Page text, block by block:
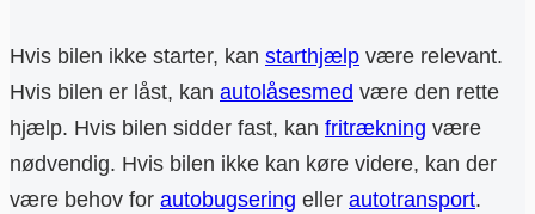
Hvis bilen ikke starter, kan starthjælp være relevant.
Hvis bilen er låst, kan autolåsesmed være den rette
hjælp. Hvis bilen sidder fast, kan fritrækning være
nødvendig. Hvis bilen ikke kan køre videre, kan der
være behov for autobugsering eller autotransport.